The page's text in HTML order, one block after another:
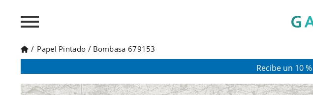
/ Papel Pintado / Bombasa 679153
Recibe un 10